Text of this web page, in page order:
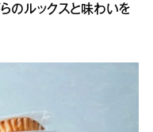
のルックスと味わいを